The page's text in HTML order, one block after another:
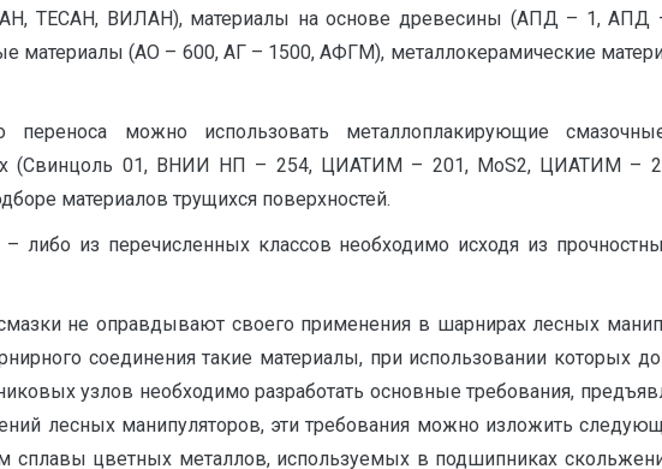
ТЕСАН, ВИЛАН), материалы на основе древесины (АПД – 1, АПД
материалы (АО – 600, АГ – 1500, АФГМ), металлокерамические
переноса можно использовать металлоплакирующие
(Свинцоль 01, ВНИИ НП – 254, ЦИАТИМ – 201, МоS2, ЦИАТИМ –
материалов трущихся поверхностей.
либо из перечисленных классов необходимо исходя из
не оправдывают своего применения в шарнирах лесных
соединения такие материалы, при использовании которых
узлов необходимо разработать основные требования,
лесных манипуляторов, эти требования можно изложить
сплавы цветных металлов, используемых в подшипниках